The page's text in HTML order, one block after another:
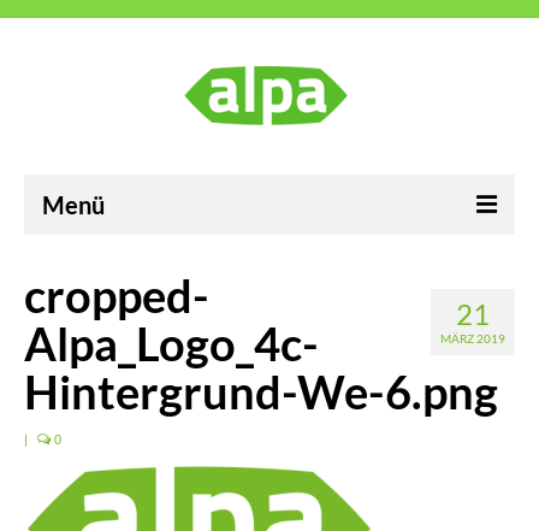
Menü
Karriere
Neuigkeiten
Impressum
21
MÄRZ 2019
cropped-
Alpa_Logo_4c-
Hintergrund-We-6.png
| 0